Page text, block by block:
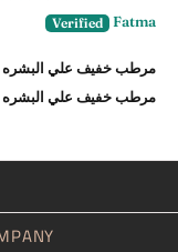
Fatma
مرطب خفيف علي البشره
مرطب خفيف علي البشره